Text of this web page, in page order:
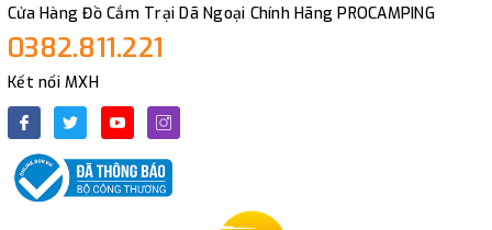
Cửa Hàng Đồ Cắm Trại Dã Ngoại Chính Hãng PROCAMPING
0382.811.221
Kết nối MXH